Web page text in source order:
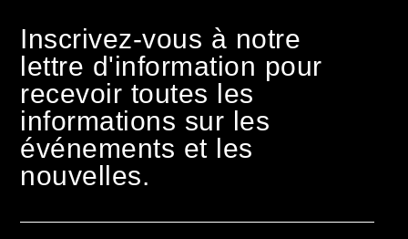
Inscrivez-vous à notre
lettre d'information pour
recevoir toutes les
informations sur les
événements et les
nouvelles.